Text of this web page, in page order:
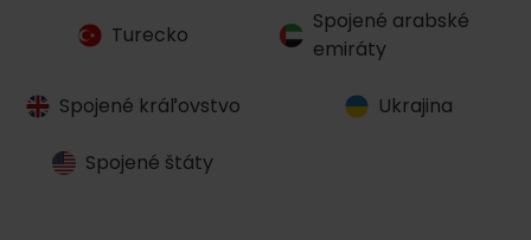
Turecko
Spojené arabské
emiráty
Spojené kráľovstvo Ukrajina
Spojené štáty